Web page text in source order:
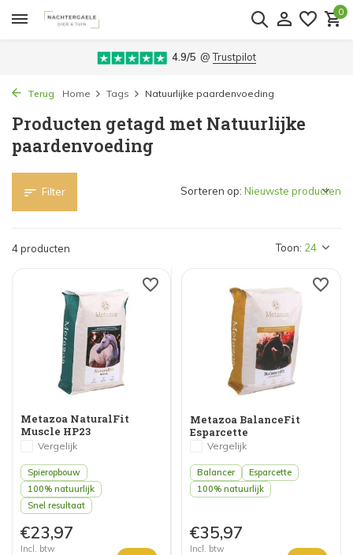
0
4.9/5 @Trustpilot
Terug Home Tags Natuurlijke paardenvoeding
Producten getagd met Natuurlijke
paardenvoeding
Filter
4 producten Toon:
Sorteren op:
Metazoa NaturalFit
Muscle HP23
Vergelijk
Spieropbouw
100% natuurlijk
Snel resultaat
€23,97
Incl. btw
Metazoa BalanceFit
Esparcette
Vergelijk
Balancer
Esparcette
100% natuurlijk
€35,97
Incl. btw